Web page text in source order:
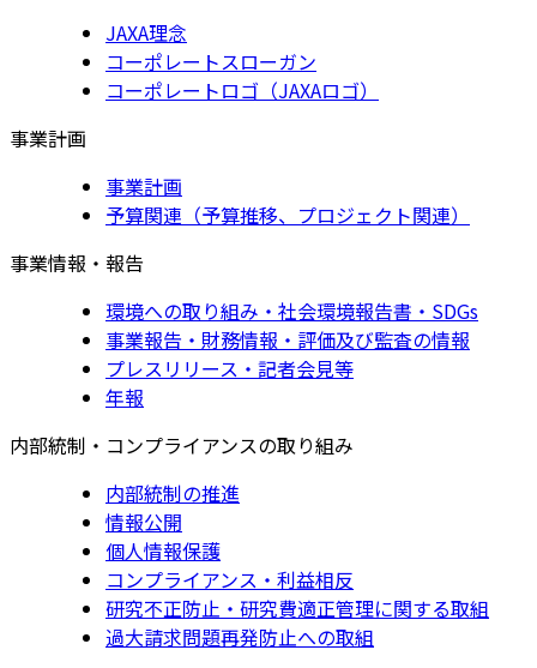
JAXA理念
コーポレートスローガン
コーポレートロゴ（JAXAロゴ）
事業計画
事業計画
予算関連（予算推移、プロジェクト関連）
事業情報・報告
環境への取り組み・社会環境報告書・SDGs
事業報告・財務情報・評価及び監査の情報
プレスリリース・記者会見等
年報
内部統制・コンプライアンスの取り組み
内部統制の推進
情報公開
個人情報保護
コンプライアンス・利益相反
研究不正防止・研究費適正管理に関する取組
過大請求問題再発防止への取組